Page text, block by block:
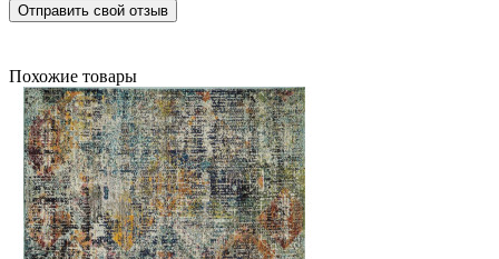
Отправить свой отзыв
Похожие товары